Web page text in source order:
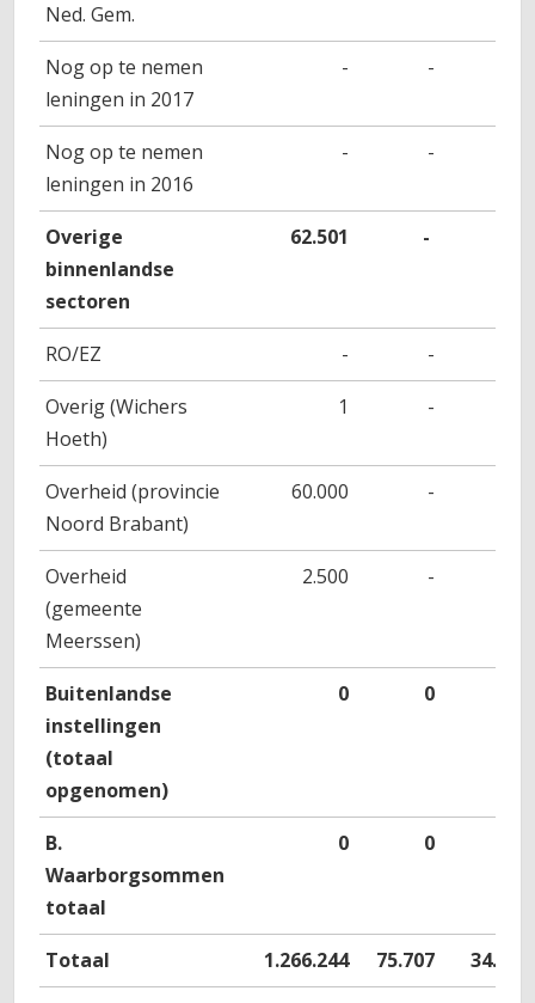
Ned. Gem.
Nog op te nemen
leningen in 2017
- -
Nog op te nemen
leningen in 2016
- -
Overige
binnenlandse
sectoren
62.501 -
RO/EZ - -
Overig (Wichers
Hoeth)
1 -
Overheid (provincie
Noord Brabant)
60.000 -
Overheid
(gemeente
Meerssen)
2.500 -
Buitenlandse
instellingen
(totaal
opgenomen)
0 0
B.
Waarborgsommen
totaal
0 0
Totaal 1.266.244 75.707 34.717